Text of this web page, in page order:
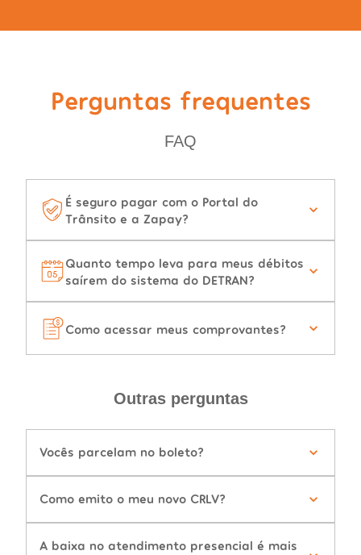
Perguntas frequentes
FAQ
É seguro pagar com o Portal do
Trânsito e a Zapay?
Quanto tempo leva para meus débitos
saírem do sistema do DETRAN?
Como acessar meus comprovantes?
Outras perguntas
Vocês parcelam no boleto?
Como emito o meu novo CRLV?
A baixa no atendimento presencial é mais